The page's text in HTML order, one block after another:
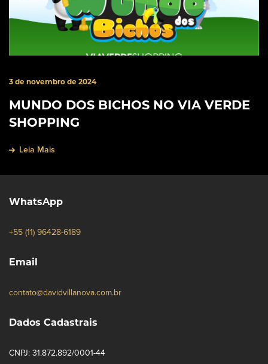
3 de novembro de 2024
MUNDO DOS BICHOS NO VIA VERDE
SHOPPING
Leia Mais
WhatsApp
+55 (11) 96428-6189
Email
contato@davidvillanova.com.br
Dados Cadastrais
CNPJ: 31.872.892/0001-44